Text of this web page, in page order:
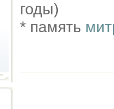
годы)
* память